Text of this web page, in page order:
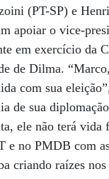
(PT-SP) e
apoiar o vice-
em exercício da
de Dilma.
com sua
de sua
ele não terá
e no PMDB com
criando raízes